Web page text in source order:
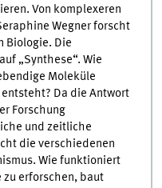
Von komplexeren
Wegner forscht
Biologie. Die
„Synthese“. Wie
Moleküle
Da die Antwort
Forschung
und zeitliche
die verschiedenen
Wie funktioniert
zu erforschen, baut